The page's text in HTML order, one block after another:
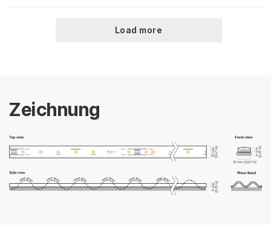
Load more
Zeichnung